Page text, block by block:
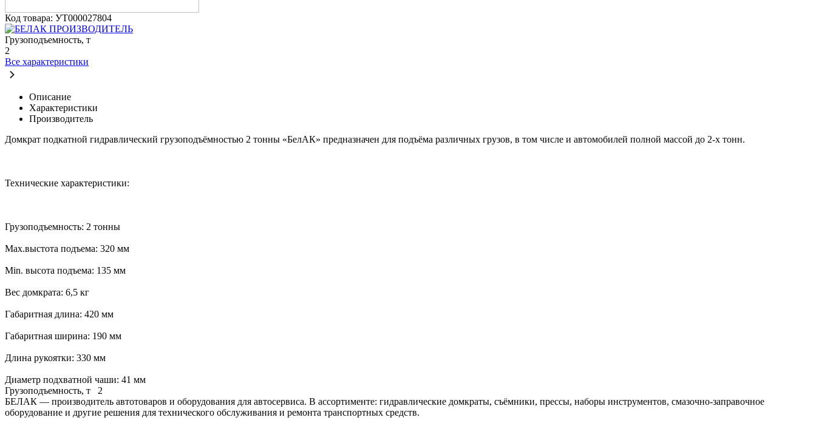
Код товара: УТ000027804
ПРОИЗВОДИТЕЛЬ
Грузоподъемность, т
2
Все характеристики
Описание
Характеристики
Производитель
Домкрат подкатной гидравлический грузоподъёмностью 2 тонны «БелАК» предназначен для подъёма различных грузов, в том числе и автомобилей полной массой до 2-х тонн.
Технические характеристики:
Грузоподъемность: 2 тонны
Мax.выстота подъема: 320 мм
Мin. высота подъема: 135 мм
Вес домкрата: 6,5 кг
Габаритная длина: 420 мм
Габаритная ширина: 190 мм
Длина рукоятки: 330 мм
Диаметр подхватной чаши: 41 мм
Грузоподъемность, т
2
БЕЛАК — производитель автотоваров и оборудования для автосервиса. В ассортименте: гидравлические домкраты, съёмники, прессы, наборы инструментов, смазочно‑заправочное
оборудование и другие решения для технического обслуживания и ремонта транспортных средств.